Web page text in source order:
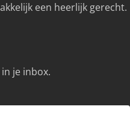
een heerlijk gerecht.
je inbox.